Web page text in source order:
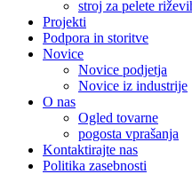
stroj za pelete
Projekti
Podpora in storitve
Novice
Novice podjetja
Novice iz industrije
O nas
Ogled tovarne
pogosta vprašanja
Kontaktirajte nas
Politika zasebnosti